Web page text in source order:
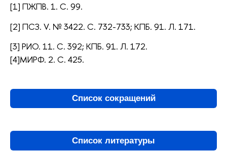
[1] ПЖПВ. 1. С. 99.
[2] ПСЗ. V. № 3422. С. 732-733; КПБ. 91. Л. 171.
[3] РИО. 11. С. 392; КПБ. 91. Л. 172.
[4]МИРФ. 2. С. 425.
Список сокращений
Список литературы